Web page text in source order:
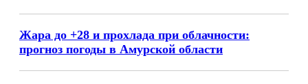
Жара до +28 и прохлада при облачности:
прогноз погоды в Амурской области